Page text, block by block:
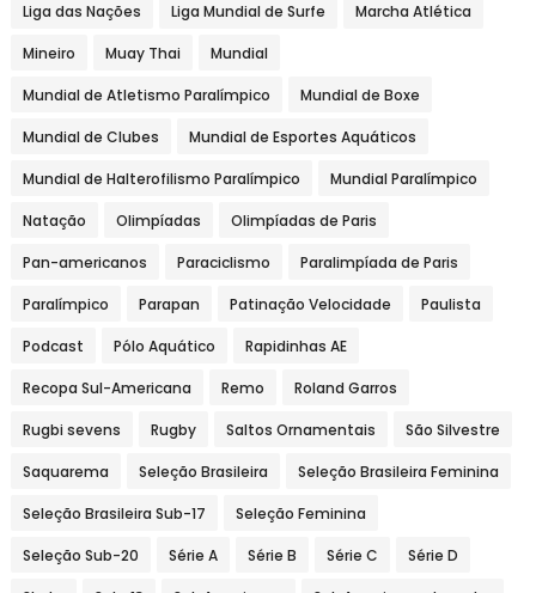
Liga das Nações Liga Mundial de Surfe Marcha Atlética
Mineiro Muay Thai Mundial
Mundial de Atletismo Paralímpico Mundial de Boxe
Mundial de Clubes Mundial de Esportes Aquáticos
Mundial de Halterofilismo Paralímpico Mundial Paralímpico
Natação Olimpíadas Olimpíadas de Paris
Pan-americanos Paraciclismo Paralimpíada de Paris
Paralímpico Parapan Patinação Velocidade Paulista
Podcast Pólo Aquático Rapidinhas AE
Recopa Sul-Americana Remo Roland Garros
Rugbi sevens Rugby Saltos Ornamentais São Silvestre
Saquarema Seleção Brasileira Seleção Brasileira Feminina
Seleção Brasileira Sub-17 Seleção Feminina
Seleção Sub-20 Série A Série B Série C Série D